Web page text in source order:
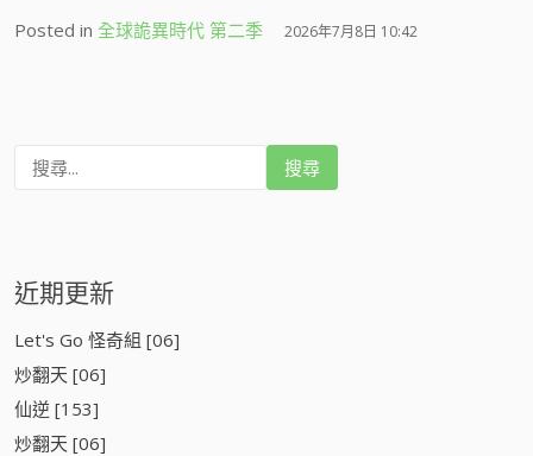
Posted in 全球詭異時代 第二季 2026年7月8日 10:42
近期更新
Let's Go 怪奇組 [06]
炒翻天 [06]
仙逆 [153]
炒翻天 [06]